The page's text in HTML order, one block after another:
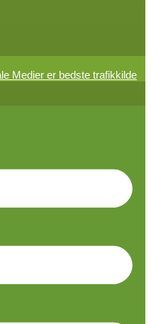
Medier er bedste trafikkilde